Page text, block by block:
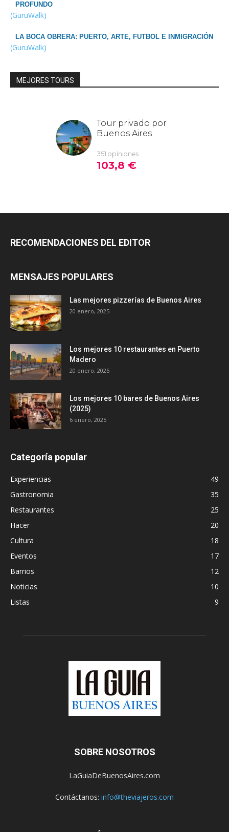
PROFUNDO
(GuruWalk)
LA BOCA OBRERA: PUERTO, ARTE, FUTBOL E INMIGRACIÓN
(GuruWalk)
MEJORES TOURS
RECOMENDACIONES DEL EDITOR
MENSAJES POPULARES
Las mejores pizzerías de Buenos Aires
20 enero, 2025
Los mejores 10 restaurantes en Puerto
Madero
20 enero, 2025
Los mejores 10 bares de Buenos Aires
(2025)
6 enero, 2025
Categoría popular
Experiencias
49
Gastronomia
35
Restaurantes
25
Hacer
20
Cultura
18
Eventos
17
Barrios
12
Noticias
10
Listas
9
SOBRE NOSOTROS
LaGuiaDeBuenosAires.com
Contáctanos: info@theviajeros.com